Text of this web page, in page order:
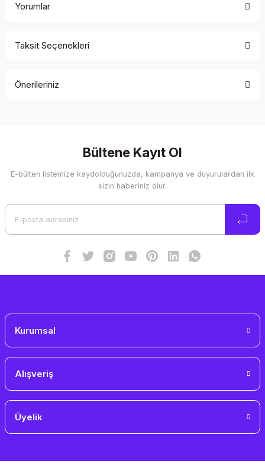
Yorumlar
Taksit Seçenekleri
Önerileriniz
Görüş ve önerileriniz için teşekkür ederiz.
Ürün resmi kalitesiz, bozuk veya görüntülenemiyor.
Bültene Kayıt Ol
E-bülten listemize kaydolduğunuzda, kampanya ve duyurulardan ilk
sizin haberiniz olur.
Kurumsal
Alışveriş
Üyelik